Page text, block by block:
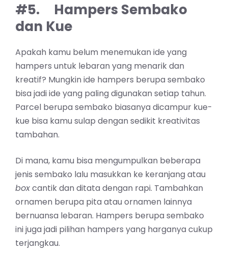
#5.
Hampers Sembako
dan Kue
Apakah kamu belum menemukan ide yang
hampers untuk lebaran yang menarik dan
kreatif? Mungkin ide hampers berupa sembako
bisa jadi ide yang paling digunakan setiap tahun.
Parcel berupa sembako biasanya dicampur kue-
kue bisa kamu sulap dengan sedikit kreativitas
tambahan.
Di mana, kamu bisa mengumpulkan beberapa
jenis sembako lalu masukkan ke keranjang atau
boxcantik dan ditata dengan rapi. Tambahkan
ornamen berupa pita atau ornamen lainnya
bernuansa lebaran. Hampers berupa sembako
ini juga jadi pilihan hampers yang harganya cukup
terjangkau.